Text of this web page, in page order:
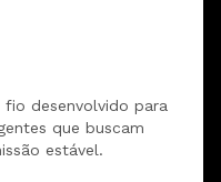
desenvolvido para
que buscam
estável.